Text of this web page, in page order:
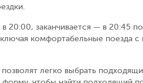
20:00, заканчивается — в 20:45
комфортабельные поезда с
легко выбрать